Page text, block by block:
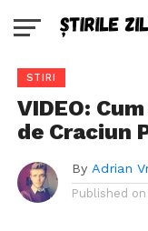
STIRI
VIDEO:
de Craciun
By Adrian
Published on